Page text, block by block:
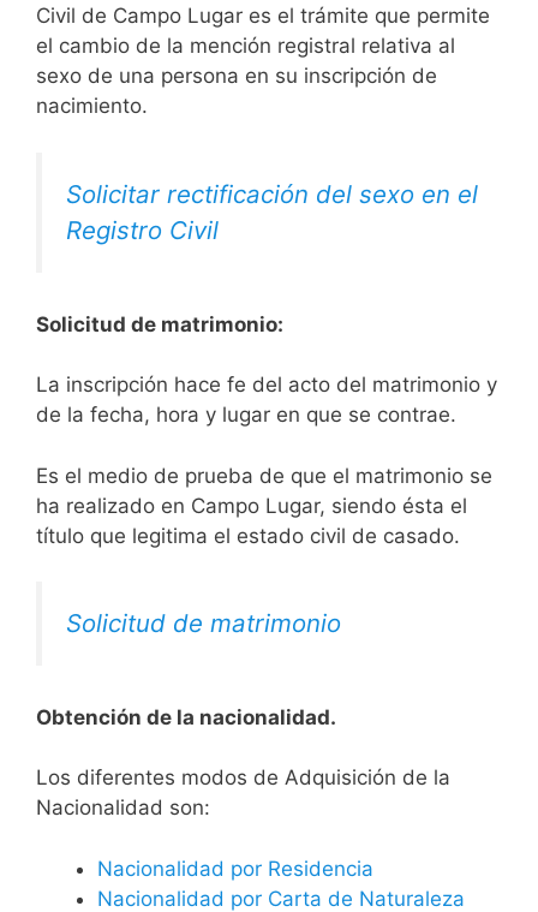
Civil de Campo Lugar es el trámite que permite
el cambio de la mención registral relativa al
sexo de una persona en su inscripción de
nacimiento.
Solicitar rectificación del sexo en el
Registro Civil
Solicitud de matrimonio:
La inscripción hace fe del acto del matrimonio y
de la fecha, hora y lugar en que se contrae.
Es el medio de prueba de que el matrimonio se
ha realizado en Campo Lugar, siendo ésta el
título que legitima el estado civil de casado.
Solicitud de matrimonio
Obtención de la nacionalidad.
​​​Los diferentes modos de Adquisición de la
Nacionalidad son:
Nacionalidad por Residencia
Nacionalidad por Carta de Naturaleza